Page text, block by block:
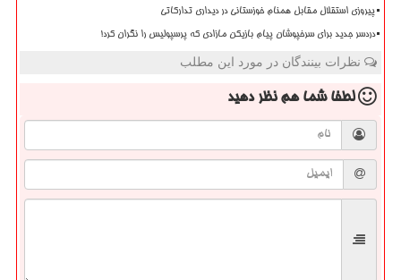
پیروزی استقلال مقابل همنام خوزستانی در دیداری تدارکاتی
دردسر جدید برای سرخپوشان پیام بازیکن مازادی که پرسپولیس را نگران کرد!
نظرات بینندگان در مورد این مطلب
لطفا شما همنظر دهید